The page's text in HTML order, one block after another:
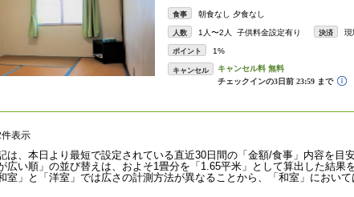
食事 朝食なし 夕食なし
人数 1人〜2人 子供料金設定有り 決済 現
ポイント 1%
キャンセル
表示
は、本日より最短で設定されている直近30日間の「金額/食事」内容を目安
広い順」の並び替えは、およそ1畳分を「1.65平米」として算出した結果
室」と「洋室」では広さの計測方法が異なることから、「和室」におい